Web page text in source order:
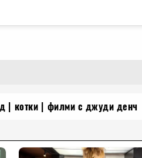
котки филми с джуди денч